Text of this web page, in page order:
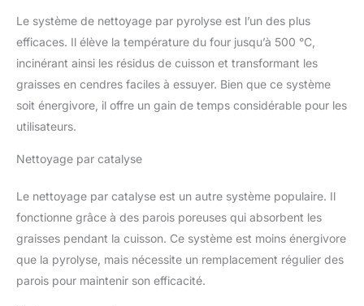
Le système de nettoyage par pyrolyse est l’un des plus
efficaces. Il élève la température du four jusqu’à 500 °C,
incinérant ainsi les résidus de cuisson et transformant les
graisses en cendres faciles à essuyer. Bien que ce système
soit énergivore, il offre un gain de temps considérable pour les
utilisateurs.
Nettoyage par catalyse
Le nettoyage par catalyse est un autre système populaire. Il
fonctionne grâce à des parois poreuses qui absorbent les
graisses pendant la cuisson. Ce système est moins énergivore
que la pyrolyse, mais nécessite un remplacement régulier des
parois pour maintenir son efficacité.